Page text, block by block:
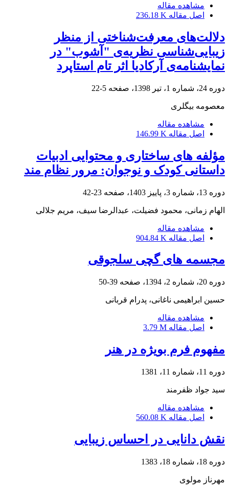
مشاهده مقاله
اصل مقاله 236.18 K
دلالت‌های معرفت‌شناختی از منظر
زیبایی‌شناسی نظریه‌ی "آشوب" در
نمایشنامه‌ی آرکادیا اثر تام استاپرد
دوره 24، شماره 1، تیر 1398، صفحه 5-22
معصومه بیگلری
مشاهده مقاله
اصل مقاله 146.99 K
مؤلفه های ساختاری و محتوایی ادبیات
داستانی کودک و نوجوان: مرور نظام مند
دوره 13، شماره 3، پاییز 1403، صفحه 23-42
الهام زمانی، محمود فضیلت، عبدالرضا سیف، مریم جلالی
مشاهده مقاله
اصل مقاله 904.84 K
مجسمه های گچی سلجوقی
دوره 20، شماره 2، 1394، صفحه 39-50
حسین ابراهیمی ناغانی، پدرام قربانی
مشاهده مقاله
اصل مقاله 3.79 M
مفهوم فرم بویژه در هنر
دوره 11، شماره 11، 1381
سید جواد ظفرمند
مشاهده مقاله
اصل مقاله 560.08 K
نقش دانایی در احساس زیبایی
دوره 18، شماره 18، 1383
مهرناز مولوی